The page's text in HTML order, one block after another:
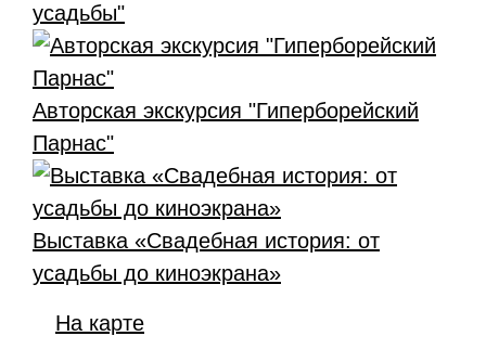
усадьбы"
Авторская экскурсия "Гиперборейский
Парнас"
Выставка «Свадебная история: от
усадьбы до киноэкрана»
На карте